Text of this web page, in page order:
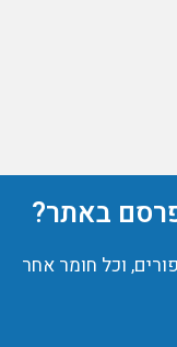
באתר?
וכל חומר אחר